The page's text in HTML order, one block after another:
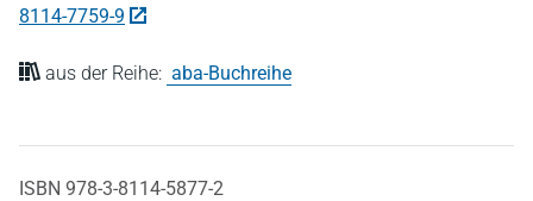
8114-7759-9
aus der Reihe: aba-Buchreihe
ISBN 978-3-8114-5877-2